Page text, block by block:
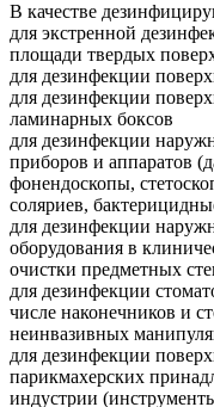
В качестве
для экстренной
площади твердых
для дезинфекции
для дезинфекции
ламинарных боксов
для дезинфекции
приборов и аппаратов
фонендоскопы,
соляриев,
для дезинфекции
оборудования в
очистки предметных
для дезинфекции
числе наконечников и
неинвазивных
для дезинфекции
парикмахерских
индустрии